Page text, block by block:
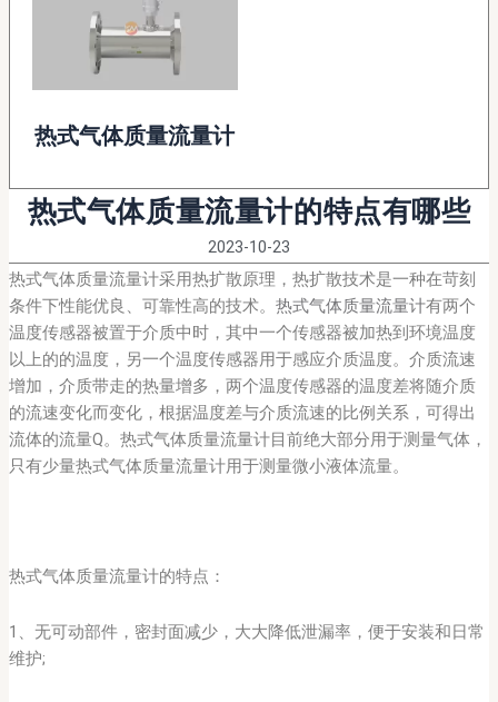
热式气体质量流量计
热式气体质量流量计的特点有哪些
2023-10-23
热式气体质量流量计采用热扩散原理，热扩散技术是一种在苛刻
条件下性能优良、可靠性高的技术。 热式气体质量流量计有两个
温度传感器被置于介质中时，其中一个传感器被加热到环境温度
以上的的温度，另一个温度传感器用于感应介质温度。介质流速
增加，介质带走的热量增多，两个温度传感器的温度差将随介质
的流速变化而变化，根据温度差与介质流速的比例关系，可得出
流体的流量Q。热式气体质量流量计目前绝大部分用于测量气体，
只有少量热式气体质量流量计用于测量微小液体流量。
热式气体质量流量计的特点：
1、无可动部件，密封面减少，大大降低泄漏率，便于安装和日常
维护;